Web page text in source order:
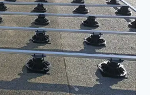
PROBLEMA
DELL'INSTALLAZIONE
DI
PAVIMENTI
INCLINATI.